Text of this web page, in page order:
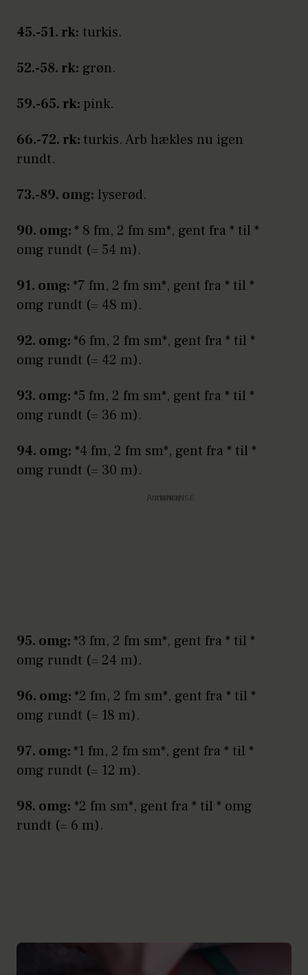
45.-51. rk: turkis.
52.-58. rk: grøn.
59.-65. rk: pink.
66.-72. rk: turkis. Arb hækles nu igen
rundt.
73.-89. omg: lyserød.
90. omg: * 8 fm, 2 fm sm*, gent fra * til *
omg rundt (= 54 m).
91. omg: *7 fm, 2 fm sm*, gent fra * til *
omg rundt (= 48 m).
92. omg: *6 fm, 2 fm sm*, gent fra * til *
omg rundt (= 42 m).
93. omg: *5 fm, 2 fm sm*, gent fra * til *
omg rundt (= 36 m).
94. omg: *4 fm, 2 fm sm*, gent fra * til *
omg rundt (= 30 m).
Annonce
95. omg: *3 fm, 2 fm sm*, gent fra * til *
omg rundt (= 24 m).
96. omg: *2 fm, 2 fm sm*, gent fra * til *
omg rundt (= 18 m).
97. omg: *1 fm, 2 fm sm*, gent fra * til *
omg rundt (= 12 m).
98. omg: *2 fm sm*, gent fra * til * omg
rundt (= 6 m).